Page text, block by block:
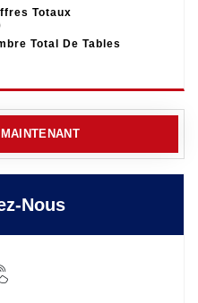
Totaux
Total De Tables
Nous